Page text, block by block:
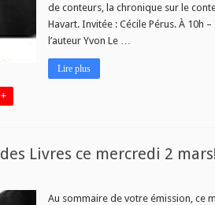
de conteurs, la chronique sur le
Havart. Invitée : Cécile Pérus. À 10h
l’auteur Yvon Le …
Lire plus
Livres ce mercredi 2 mars!
Au sommaire de votre émission, ce